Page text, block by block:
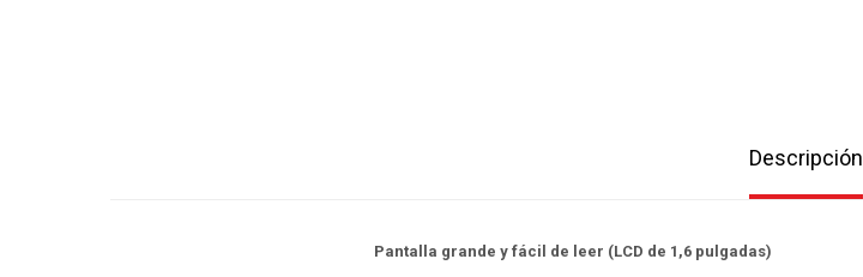
Descripción
Pantalla grande y fácil de leer (LCD de 1,6 pulgadas)